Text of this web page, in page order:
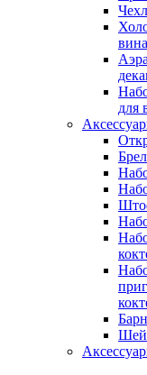
вина
для